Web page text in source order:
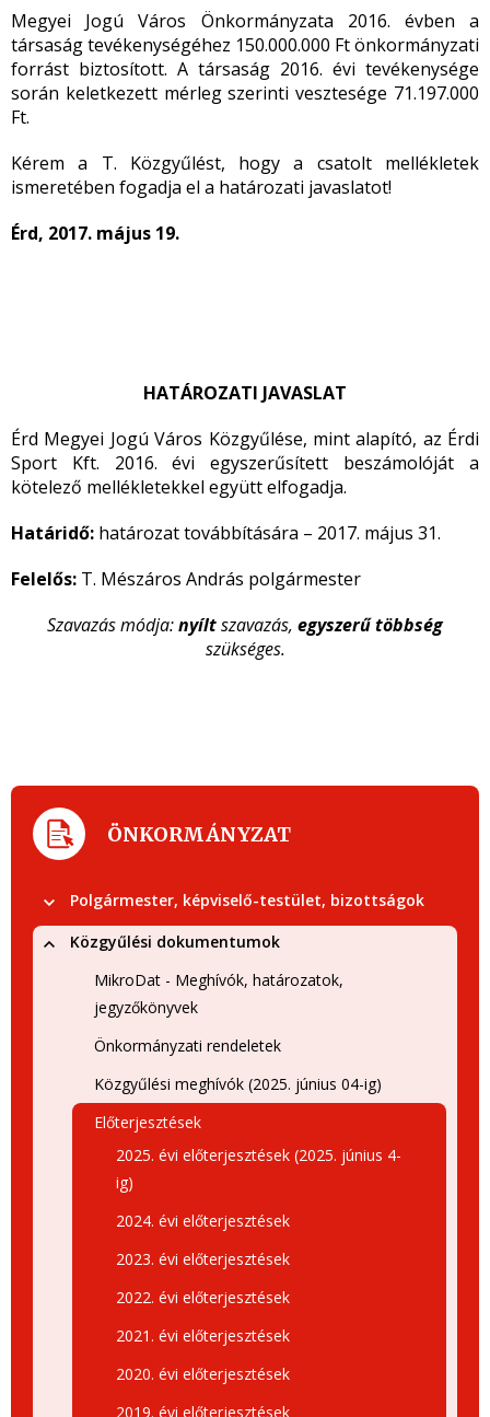
Megyei Jogú Város Önkormányzata 2016. évben a
társaság tevékenységéhez 150.000.000 Ft önkormányzati
forrást biztosított. A társaság 2016. évi tevékenysége
során keletkezett mérleg szerinti vesztesége 71.197.000
Ft.
Kérem a T. Közgyűlést, hogy a csatolt mellékletek
ismeretében fogadja el a határozati javaslatot!
Érd, 2017. május 19.
HATÁROZATI JAVASLAT
Érd Megyei Jogú Város Közgyűlése, mint alapító, az Érdi
Sport Kft. 2016. évi egyszerűsített beszámolóját a
kötelező mellékletekkel együtt elfogadja.
Határidő: határozat továbbítására – 2017. május 31.
Felelős: T. Mészáros András polgármester
Szavazás módja:nyíltszavazás, egyszerű többség
szükséges.
ÖNKORMÁNYZAT
Polgármester, képviselő-testület, bizottságok
Közgyűlési dokumentumok
MikroDat - Meghívók, határozatok,
jegyzőkönyvek
Önkormányzati rendeletek
Közgyűlési meghívók (2025. június 04-ig)
Előterjesztések
2025. évi előterjesztések (2025. június 4-
ig)
2024. évi előterjesztések
2023. évi előterjesztések
2022. évi előterjesztések
2021. évi előterjesztések
2020. évi előterjesztések
2019. évi előterjesztések